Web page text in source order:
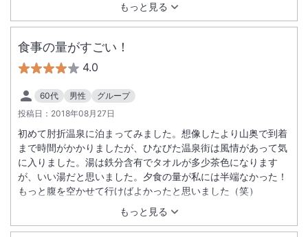
もっと見る
食事の量がすごい！
4.0
60代 男性
グループ
投稿日： 2018年08月27日
もっと見る
初めて肘折温泉に泊まってみました。想像したより山奥で到着
まで時間がかかりましたが、ひなびた温泉街は風情があって気
に入りました。湯は鉄分含有でタオルが多少茶色になります
が、いい湯だと思いました。夕食の量が私には半端なかった！
もっと腹を空かせて行けばよかったと思いました（笑）